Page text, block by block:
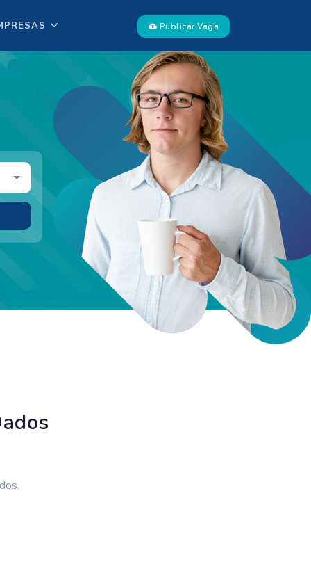
Publicar Vaga